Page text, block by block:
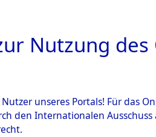
HOME
Nutzung des
unseres Portals! Für das
den Internationalen